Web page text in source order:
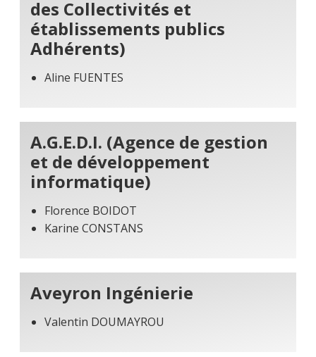
des Collectivités et
établissements publics
Adhérents)
Aline FUENTES
A.G.E.D.I. (Agence de gestion
et de développement
informatique)
Florence BOIDOT
Karine CONSTANS
Aveyron Ingénierie
Valentin DOUMAYROU